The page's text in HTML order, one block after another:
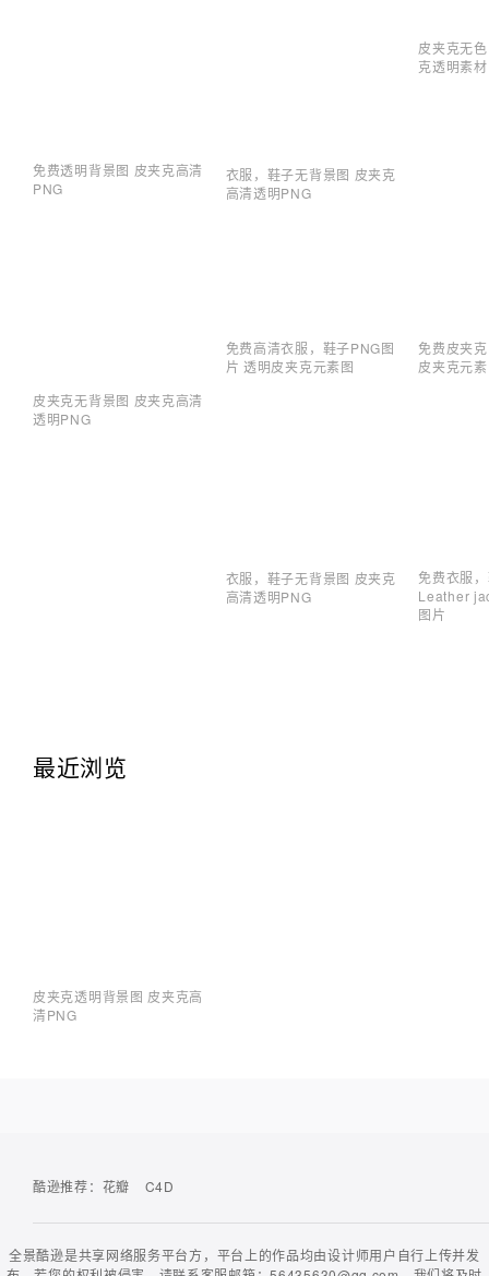
免费透明背景图 皮夹克高清
PNG
皮夹克无背景图 皮夹克高清
透明PNG
衣服，鞋子无背景图 皮夹克
高清透明PNG
免费高清衣服，鞋子PNG图
片 透明皮夹克元素图
衣服，鞋子无背景图 皮夹克
高清透明PNG
皮夹克无
克透明素
免费皮夹
皮夹克元
免费衣服
Leather
图片
最近浏览
皮夹克透明背景图 皮夹克高
清PNG
酷逊推荐： 花瓣 C4D
全景酷逊是共享网络服务平台方，平台上的作品均由设计师用户自行上传并发